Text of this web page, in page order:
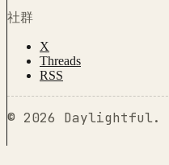
社群
X
Threads
RSS
© 2026 Daylightful.